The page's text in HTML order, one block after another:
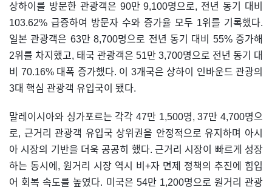
상하이를 방문한 관광객은 90만 9,100명으로, 전년 동기 대비
103.62% 급증하여 방문자 수와 증가율 모두 1위를 기록했다.
일본 관광객은 63만 8,700명으로 전년 동기 대비 55% 증가해
2위를 차지했고, 태국 관광객은 51만 3,700명으로 전년 동기 대
비 70.16% 대폭 증가했다. 이 3개국은 상하이 인바운드 관광의
3대 핵심 관광객 유입국이 됐다.
말레이시아와 싱가포르는 각각 47만 1,500명, 37만 4,700명으
로, 근거리 관광객 유입국 상위권을 안정적으로 유지하며 아시
아 시장의 기반을 더욱 공공히 했다. 근거리 시장이 빠르게 성장
하는 동시에, 원거리 시장 역시 비+자 면제 정책의 추진에 힘입
어 회복 속도를 높였다. 미국은 54만 1,200명으로 원거리 관광